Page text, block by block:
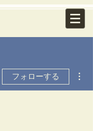
フォローする